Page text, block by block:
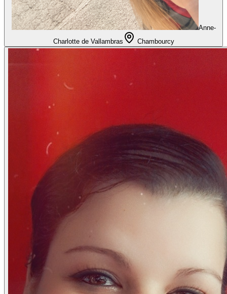
Anne-
Charlotte de Vallambras
Chambourcy